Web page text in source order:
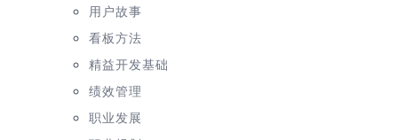
用户故事
看板方法
精益开发基础
绩效管理
职业发展